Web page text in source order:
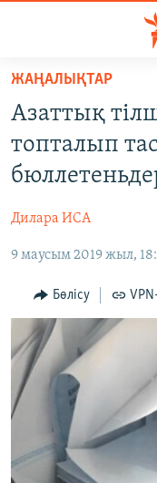
Skip
main
content
Skip
main
Navigation
Skip
Search
AZATTYQTV
АДАМ ҚҰҚЫҚТАРЫ
ӘЛЕУМЕТ
ӘЛЕМ
АРНАЙЫ ЖОБАЛАР
Русский
ЖАЗЫЛЫҢЫЗ
ЖАҢАЛЫҚТАР
Азаттық
топталып
Дилара ИСА
9 маусым 2019 жыл,
Бөлісу